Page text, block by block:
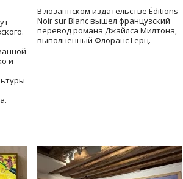
и
В лозаннском издательстве Éditions
Noir sur Blanc вышел французский
перевод романа Джайлса Милтона,
выполненный Флоранс Герц.